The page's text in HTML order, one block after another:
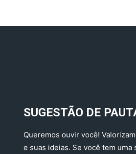
SUGESTÃO DE
Queremos ouvir você!
e suas ideias. Se você tem uma